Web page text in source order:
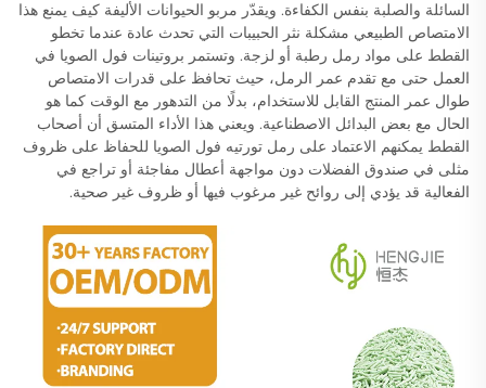
السائلة والصلبة بنفس الكفاءة. ويقدّر مربو الحيوانات الأليفة كيف يمنع هذا
الامتصاص الطبيعي مشكلة نثر الحبيبات التي تحدث عادة عندما تخطو
القطط على مواد رمل رطبة أو لزجة. وتستمر بروتينات فول الصويا في
العمل حتى مع تقدم عمر الرمل، حيث تحافظ على قدرات الامتصاص
طوال عمر المنتج القابل للاستخدام، بدلًا من التدهور مع الوقت كما هو
الحال مع بعض البدائل الاصطناعية. ويعني هذا الأداء المتسق أن أصحاب
القطط يمكنهم الاعتماد على رمل تورتيه فول الصويا للحفاظ على ظروف
مثلى في صندوق الفضلات دون مواجهة أعطال مفاجئة أو تراجع في
الفعالية قد يؤدي إلى روائح غير مرغوب فيها أو ظروف غير صحية.